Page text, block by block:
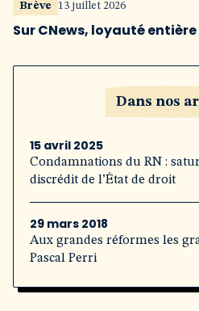
Brève 13 juillet 2026
Sur CNews, loyauté
Dans nos
15 avril 2025
Condamnations du RN :
discrédit de l’État de droit
29 mars 2018
Aux grandes réformes les
Pascal Perri